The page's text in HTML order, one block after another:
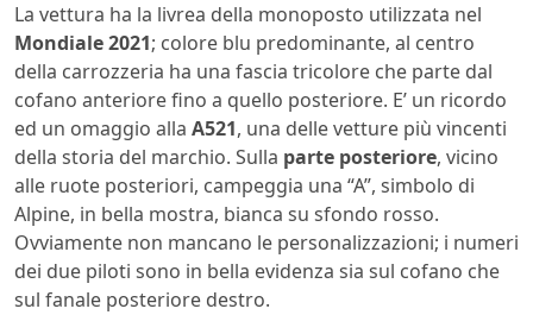
La vettura ha la livrea della monoposto utilizzata nel
Mondiale 2021; colore blu predominante, al centro
della carrozzeria ha una fascia tricolore che parte dal
cofano anteriore fino a quello posteriore. E’ un ricordo
ed un omaggio alla A521, una delle vetture più vincenti
della storia del marchio. Sulla parte posteriore, vicino
alle ruote posteriori, campeggia una “A”, simbolo di
Alpine, in bella mostra, bianca su sfondo rosso.
Ovviamente non mancano le personalizzazioni; i numeri
dei due piloti sono in bella evidenza sia sul cofano che
sul fanale posteriore destro.